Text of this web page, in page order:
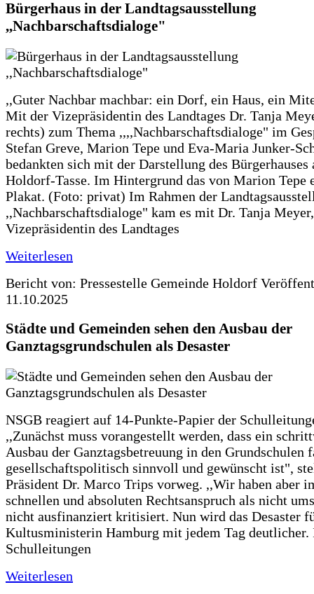
Bürgerhaus in der Landtagsausstellung
,,Nachbarschaftsdialoge"
,,Guter Nachbar machbar: ein Dorf, ein Haus, ein
Mit der Vizepräsidentin des Landtages Dr. Tanja
rechts) zum Thema ,,,,Nachbarschaftsdialoge" im
Stefan Greve, Marion Tepe und Eva-Maria Junker-
bedankten sich mit der Darstellung des Bürgerhauses
Holdorf-Tasse. Im Hintergrund das von Marion Tepe
Plakat. (Foto: privat) Im Rahmen der
,,Nachbarschaftsdialoge" kam es mit Dr. Tanja Meyer,
Vizepräsidentin des Landtages
Weiterlesen
Bericht von: Pressestelle Gemeinde Holdorf
11.10.2025
Städte und Gemeinden sehen den Ausbau der
Ganztagsgrundschulen als Desaster
NSGB reagiert auf 14-Punkte-Papier der
,,Zunächst muss vorangestellt werden, dass ein
Ausbau der Ganztagsbetreuung in den Grundschulen
gesellschaftspolitisch sinnvoll und gewünscht ist",
Präsident Dr. Marco Trips vorweg. ,,Wir haben aber
schnellen und absoluten Rechtsanspruch als nicht
nicht ausfinanziert kritisiert. Nun wird das Desaster
Kultusministerin Hamburg mit jedem Tag deutlicher.
Schulleitungen
Weiterlesen